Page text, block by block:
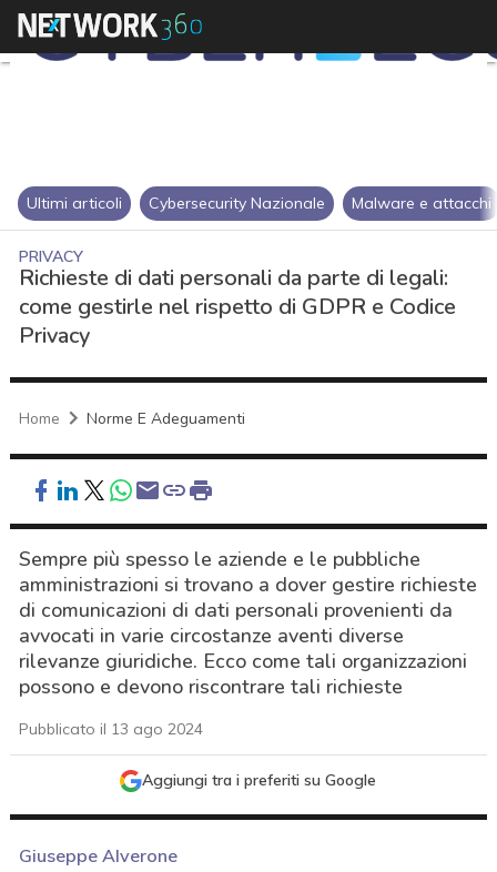
Ultimi articoli Cybersecurity Nazionale Malware e attacchi
PRIVACY
Richieste di dati personali da parte di legali:
come gestirle nel rispetto di GDPR e Codice
Privacy
Home Norme E Adeguamenti
Sempre più spesso le aziende e le pubbliche
amministrazioni si trovano a dover gestire richieste
di comunicazioni di dati personali provenienti da
avvocati in varie circostanze aventi diverse
rilevanze giuridiche. Ecco come tali organizzazioni
possono e devono riscontrare tali richieste
Pubblicato il 13 ago 2024
Aggiungi tra i preferiti su Google
Giuseppe Alverone